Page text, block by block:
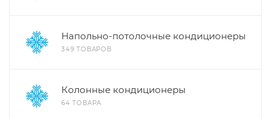
Напольно-потолочные кондиционеры
349 ТОВАРОВ
Колонные кондиционеры
64 ТОВАРА